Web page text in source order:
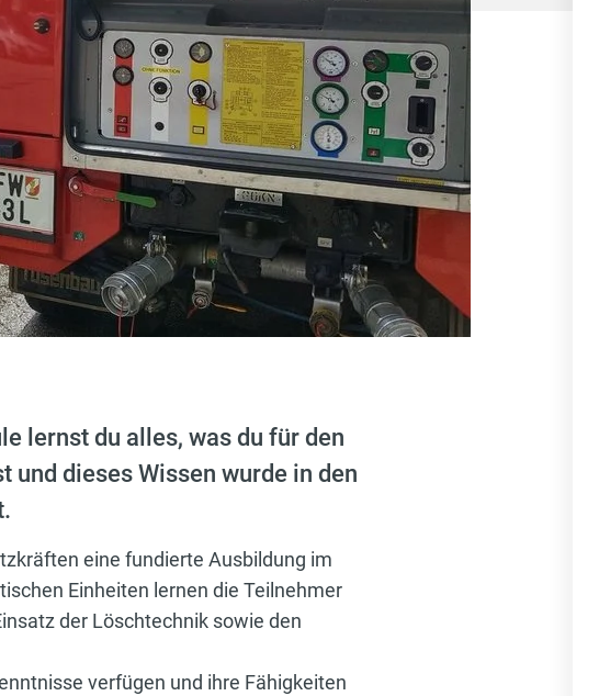
lernst du alles, was du für den
dieses Wissen wurde in den
eine fundierte Ausbildung im
Einheiten lernen die Teilnehmer
der Löschtechnik sowie den
verfügen und ihre Fähigkeiten